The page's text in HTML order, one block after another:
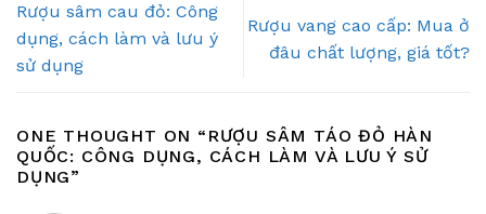
Rượu sâm cau đỏ: Công
dụng, cách làm và lưu ý
sử dụng
Rượu vang cao cấp: Mua ở
đâu chất lượng, giá tốt?
ONE THOUGHT ON “ RƯỢU SÂM TÁO ĐỎ HÀN
QUỐC: CÔNG DỤNG, CÁCH LÀM VÀ LƯU Ý SỬ
DỤNG”